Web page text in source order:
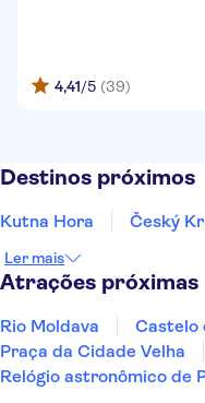
4,41/5 (39)
Destinos próximos
Kutna Hora Český
Ler mais
Atrações próximas
Rio Moldava
Castelo
Praça da Cidade Velha
Relógio astronômico de